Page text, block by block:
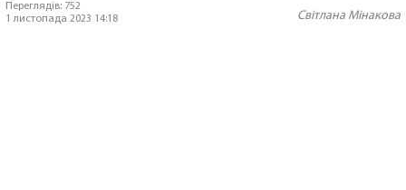
Переглядів: 752
1 листопада 2023 14:18
Світлана Мінакова